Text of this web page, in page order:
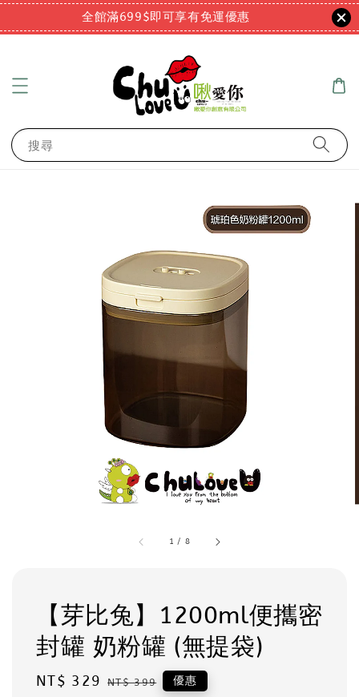
全館滿699$即可享有免運優惠
搜尋
1 / 8
【芽比兔】1200ml便攜密
封罐 奶粉罐 (無提袋)
Sale
NT$ 329 Regular
NT$ 399 優惠